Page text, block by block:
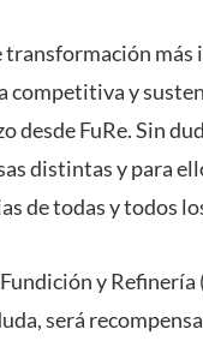
transformación
competitiva y
desde FuRe. Sin
distintas y para
de todas y todos
y Refinería
será